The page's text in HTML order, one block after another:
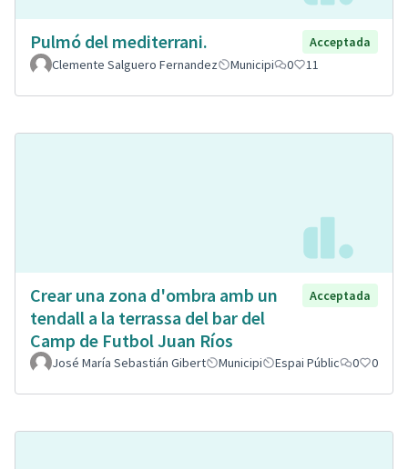
Pulmó del mediterrani.
Acceptada
Clemente Salguero Fernandez
Municipi 0 11
Crear una zona d'ombra amb un
tendall a la terrassa del bar del
Camp de Futbol Juan Ríos
Acceptada
José María Sebastián Gibert Municipi Espai Públic 0 0